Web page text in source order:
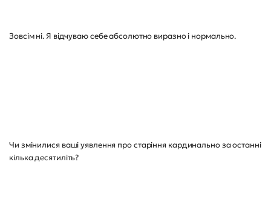
Зовсім ні. Я відчуваю себе абсолютно виразно і нормально.
Чи змінилися ваші уявлення про старіння кардинально за останні
кілька десятиліть?